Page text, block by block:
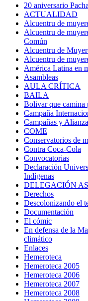
20 aniversario
ACTUALIDAD
Alcuentru de
Alcuentru de
Común
Alcuentru de
Alcuentru de
América Latina en
Asambleas
AULA CRÍTICA
BAILA
Bolivar que camina
Campaña
Campañas y
COME
Conservatorios de
Contra Coca-Cola
Convocatorias
Declaración
Indígenas
DELEGACIÓN
Derechos
Descolonizando el
Documentación
El cómic
En defensa de la
climático
Enlaces
Hemeroteca
Hemeroteca 2005
Hemeroteca 2006
Hemeroteca 2007
Hemeroteca 2008